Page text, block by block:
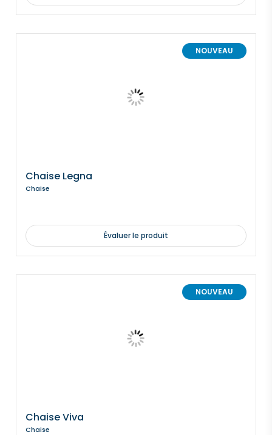
NOUVEAU
Chaise Legna
Chaise
Évaluer le produit
NOUVEAU
Chaise Viva
Chaise